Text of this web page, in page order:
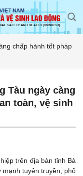
chấp hành tốt pháp
Tàu ngày càng
toàn, vệ sinh
trên địa bàn tỉnh Bà
mạnh tuyên truyền, phổ